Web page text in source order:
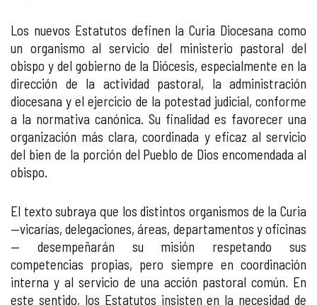
Los nuevos Estatutos definen la Curia Diocesana como
un organismo al servicio del ministerio pastoral del
obispo y del gobierno de la Diócesis, especialmente en la
dirección de la actividad pastoral, la administración
diocesana y el ejercicio de la potestad judicial, conforme
a la normativa canónica. Su finalidad es favorecer una
organización más clara, coordinada y eficaz al servicio
del bien de la porción del Pueblo de Dios encomendada al
obispo.
El texto subraya que los distintos organismos de la Curia
—vicarías, delegaciones, áreas, departamentos y oficinas
— desempeñarán su misión respetando sus
competencias propias, pero siempre en coordinación
interna y al servicio de una acción pastoral común. En
este sentido, los Estatutos insisten en la necesidad de